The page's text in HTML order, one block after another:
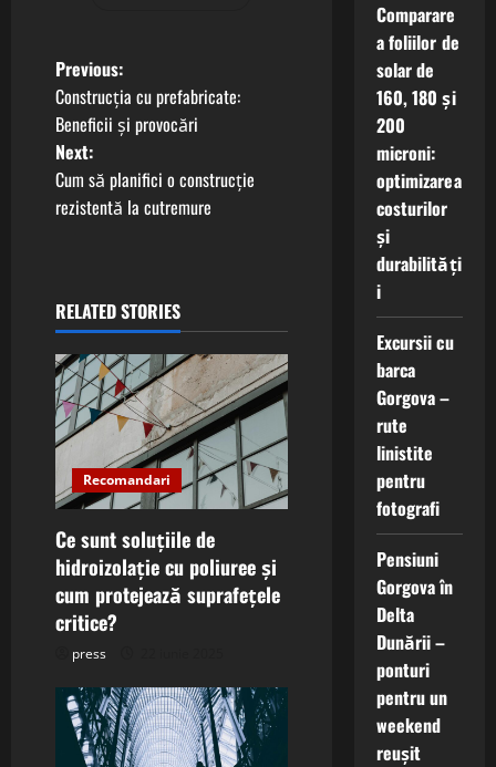
P
o
s
t
a
v
i
g
a
t
i
o
n
Previous:
Construcția cu prefabricate:
Beneficii și provocări
Next:
Cum să planifici o construcție
rezistentă la cutremure
RELATED STORIES
Recomandari
Ce sunt soluțiile de
hidroizolație cu poliuree și
cum protejează suprafețele
critice?
press
Comparare
a foliilor de
solar de
160, 180 și
200
microni:
optimizarea
costurilor
și
durabilități
i
Excursii cu
barca
Gorgova –
rute
linistite
pentru
fotografi
Pensiuni
Gorgova în
Delta
Dunării –
ponturi
pentru un
weekend
reușit